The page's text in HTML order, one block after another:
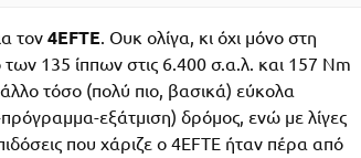
τον 4EFTE. Ουκ ολίγα, κι όχι μόνο στη
135 ίππων στις 6.400 σ.α.λ. και 157 Nm
τόσο (πολύ πιο, βασικά) εύκολα
εξάτμιση) δρόμος, ενώ με λίγες
που χάριζε ο 4EFTE ήταν πέρα από